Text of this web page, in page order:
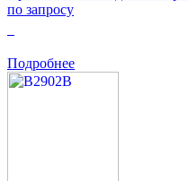
по запросу
Подробнее